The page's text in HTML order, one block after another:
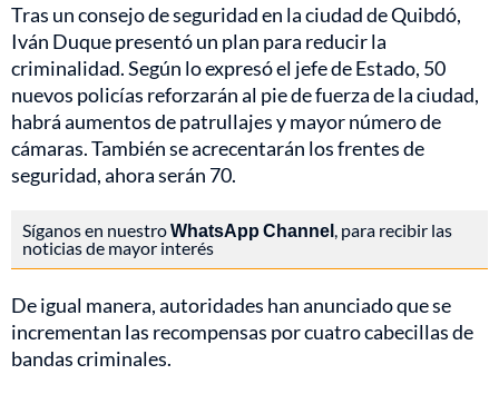
Tras un consejo de seguridad en la ciudad de Quibdó,
Iván Duque presentó un plan para reducir la
criminalidad. Según lo expresó el jefe de Estado, 50
nuevos policías reforzarán al pie de fuerza de la ciudad,
habrá aumentos de patrullajes y mayor número de
cámaras. También se acrecentarán los frentes de
seguridad, ahora serán 70.
Síganos en nuestroWhatsApp Channel , para recibir las
noticias de mayor interés
De igual manera, autoridades han anunciado que se
incrementan las recompensas por cuatro cabecillas de
bandas criminales.